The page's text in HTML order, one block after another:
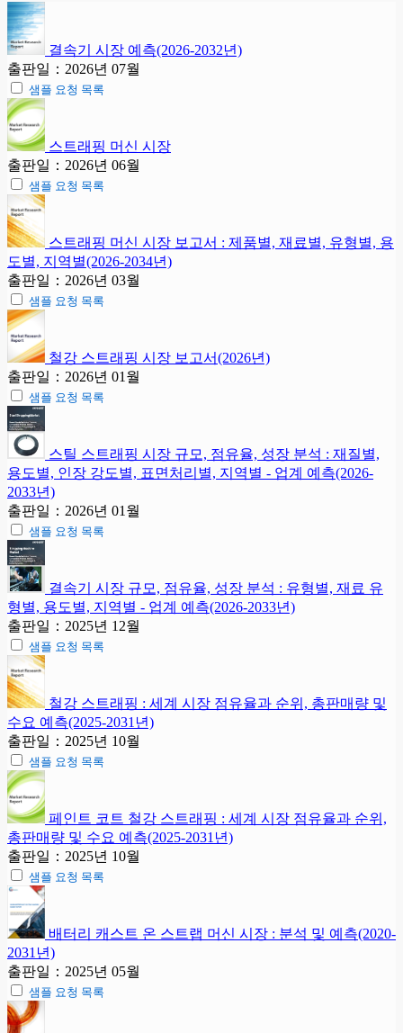
결속기 시장 예측(2026-2032년)
출판일：2026년 07월
샘플 요청 목록
스트래핑 머신 시장
출판일：2026년 06월
샘플 요청 목록
스트래핑 머신 시장 보고서 : 제품별, 재료별, 유형별, 용
도별, 지역별(2026-2034년)
출판일：2026년 03월
샘플 요청 목록
철강 스트래핑 시장 보고서(2026년)
출판일：2026년 01월
샘플 요청 목록
스틸 스트래핑 시장 규모, 점유율, 성장 분석 : 재질별,
용도별, 인장 강도별, 표면처리별, 지역별 - 업계 예측(2026-
2033년)
출판일：2026년 01월
샘플 요청 목록
결속기 시장 규모, 점유율, 성장 분석 : 유형별, 재료 유
형별, 용도별, 지역별 - 업계 예측(2026-2033년)
출판일：2025년 12월
샘플 요청 목록
철강 스트래핑 : 세계 시장 점유율과 순위, 총판매량 및
수요 예측(2025-2031년)
출판일：2025년 10월
샘플 요청 목록
페인트 코트 철강 스트래핑 : 세계 시장 점유율과 순위,
총판매량 및 수요 예측(2025-2031년)
출판일：2025년 10월
샘플 요청 목록
배터리 캐스트 온 스트랩 머신 시장 : 분석 및 예측(2020-
2031년)
출판일：2025년 05월
샘플 요청 목록